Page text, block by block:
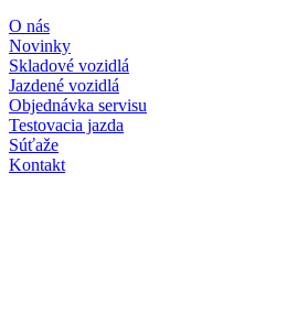
O nás
Novinky
Skladové vozidlá
Jazdené vozidlá
Objednávka servisu
Testovacia jazda
Súťaže
Kontakt